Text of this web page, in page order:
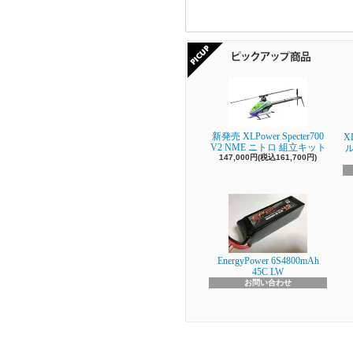
新発売 XLPower Specter700
V2 NME ニトロ 組立キット
147,000円(税込161,700円)
EnergyPower 6S4800mAh
45C LW
お問い合わせ